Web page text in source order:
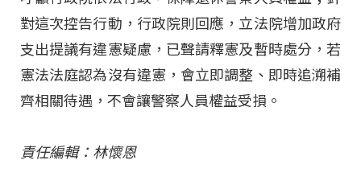
對這次控告行動，行政院則回應，立法院增加政府
支出提議有違憲疑慮，已聲請釋憲及暫時處分，若
憲法法庭認為沒有違憲，會立即調整、即時追溯補
齊相關待遇，不會讓警察人員權益受損。
責任編輯：林懷恩